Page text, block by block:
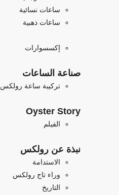
ساعات نسائية
ساعات ذهبية
إكسسوارات
صناعة الساعات
تركيبة ساعة رولكس
Oyster Story
الفيلم
نبذة عن رولكس
الاستدامة
وراء تاج رولكس
التاريخ